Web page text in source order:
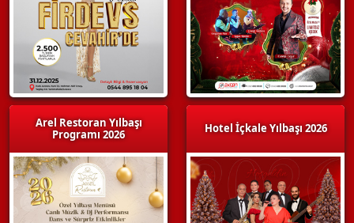
Arel Restoran Yılbaşı
Programı 2026
Hotel İçkale Yılbaşı 2026